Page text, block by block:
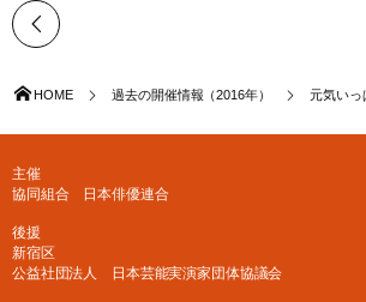
HOME 過去の開催情報（2016年） 元気いっ
主催
協同組合 日本俳優連合
後援
新宿区
公益社団法人 日本芸能実演家団体協議会